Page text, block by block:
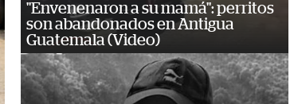
"Envenenaron a su mamá": perritos
son abandonados en Antigua
Guatemala (Video)